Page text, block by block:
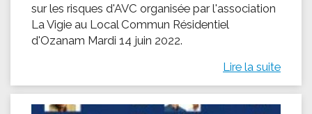
sur les risques d'AVC organisée par l'association
La Vigie au Local Commun Résidentiel
d'Ozanam Mardi 14 juin 2022.
Lire la suite